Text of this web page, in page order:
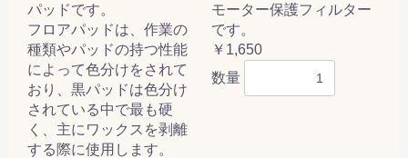
パッドです。
フロアパッドは、作業の
種類やパッドの持つ性能
によって色分けをされて
おり、黒パッドは色分け
されている中で最も硬
く、主にワックスを剥離
する際に使用します。
モーター保護フィルター
です。
￥1,650
数量